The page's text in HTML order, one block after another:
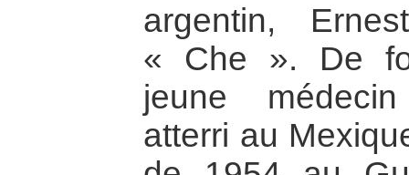
argentin,
« Che ». De
jeune
atterri au